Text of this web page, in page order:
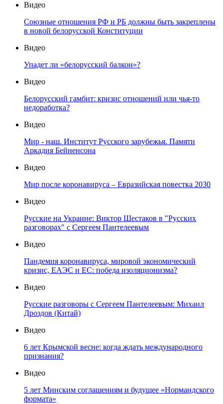
Видео
Союзные отношения РФ и РБ должны быть закреплены
в новой белорусской Конституции
Видео
Упадет ли «белорусский балкон»?
Видео
Белорусский гамбит: кризис отношений или чья-то
недоработка?
Видео
Мир - наш. Институт Русского зарубежья. Памяти
Аркадия Бейненсона
Видео
Мир после коронавируса – Евразийская повестка 2030
Видео
Русские на Украине: Виктор Шестаков в "Русских
разговорах" с Сергеем Пантелеевым
Видео
Пандемия коронавируса, мировой экономический
кризис, ЕАЭС и ЕС: победа изоляционизма?
Видео
Русские разговоры с Сергеем Пантелеевым: Михаил
Дроздов (Китай)
Видео
6 лет Крымской весне: когда ждать международного
признания?
Видео
5 лет Минским соглашениям и будущее «Нормандского
формата»